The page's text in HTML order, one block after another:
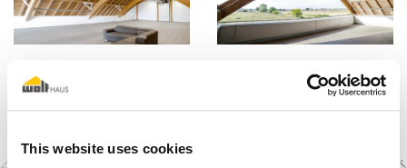
This website uses cookies
Previous
Découvrez les autres